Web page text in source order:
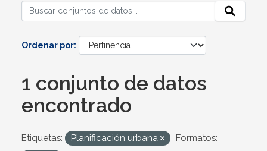
Ordenar por
1 conjunto de datos
encontrado
Etiquetas: Planificación urbana
Formatos: